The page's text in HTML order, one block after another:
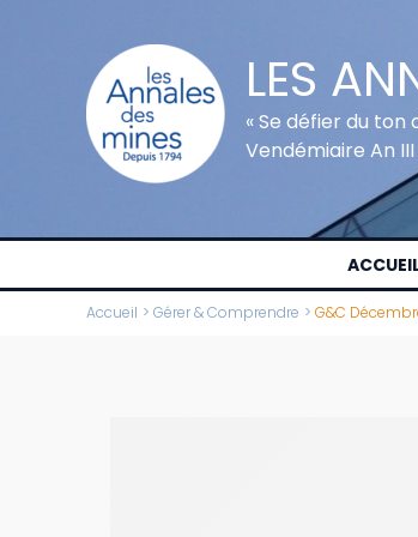
LES
« Se défier du ton
Vendémiaire An
Accueil Gérer & Comprendre G&C